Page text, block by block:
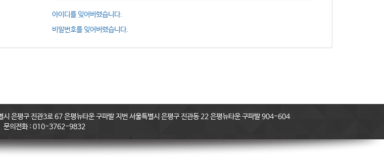
아이디를 잊어버렸습니다.
비밀번호를 잊어버렸습니다.
은평구 진관3로 67 은평뉴타운 구파발 지번 서울특별시 은평구 진관동 22 은평뉴타운 구파발 904-604
문의전화 : 010-3762-9832